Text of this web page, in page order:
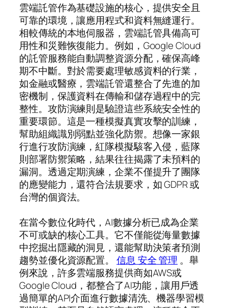
雲端託管作為基礎設施的核心，提供安全且
可靠的環境，讓應用程式和資料無縫運行。
相較傳統的本地伺服器，雲端託管具備高可
用性和災難恢復能力。例如，Google Cloud
的託管服務能自動調整資源分配，確保高峰
期不中斷。對於需要處理敏感資料的行業，
如金融或醫療，雲端託管還整合了先進的加
密機制，保護資料在傳輸和儲存過程中的完
整性。攻防演練則是驗證這些系統安全性的
重要環節。這是一種模擬真實攻擊的訓練，
幫助組織識別弱點並強化防禦。想像一家銀
行進行攻防演練，紅隊模擬駭客入侵，藍隊
則部署防禦策略，結果往往揭露了未預料的
漏洞。透過定期演練，企業不僅提升了團隊
的應變能力，還符合法規要求，如 GDPR 或
台灣的個資法。
在當今數位化時代，AI數據分析已成為企業
不可或缺的核心工具。它不僅能從海量數據
中挖掘出隱藏的洞見，還能幫助決策者預測
趨勢並優化資源配置。 信息 安全 管理 。舉
例來說，許多雲端服務提供商如AWS或
Google Cloud，都整合了AI功能，讓用戶透
過簡單的API介面進行數據清洗、機器學習模